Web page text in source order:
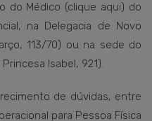
do Médico (clique aqui) do
na Delegacia de Novo
113/70) ou na sede do
Isabel, 921).
de dúvidas, entre
para Pessoa Física